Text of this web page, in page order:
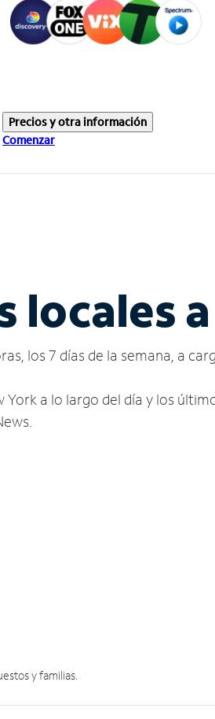
Precios y otra información
Comenzar
locales
los 7 días de la semana, a
a lo largo del día y los
y familias.